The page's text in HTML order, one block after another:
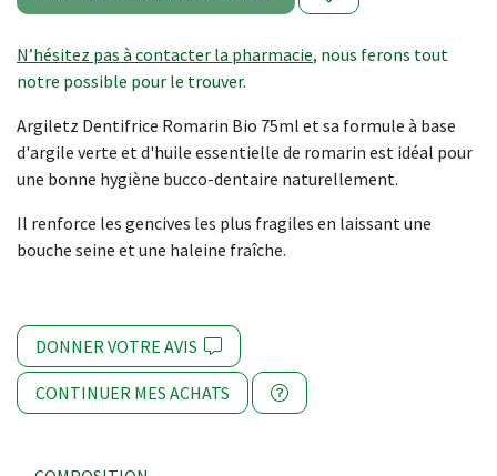
N’hésitez pas à contacter la pharmacie, nous ferons tout
notre possible pour le trouver.
Argiletz Dentifrice Romarin Bio 75ml et sa formule à base
d'argile verte et d'huile essentielle de romarin est idéal pour
une bonne hygiène bucco-dentaire naturellement.
Il renforce les gencives les plus fragiles en laissant une
bouche seine et une haleine fraîche.
DONNER VOTRE AVIS
CONTINUER MES ACHATS